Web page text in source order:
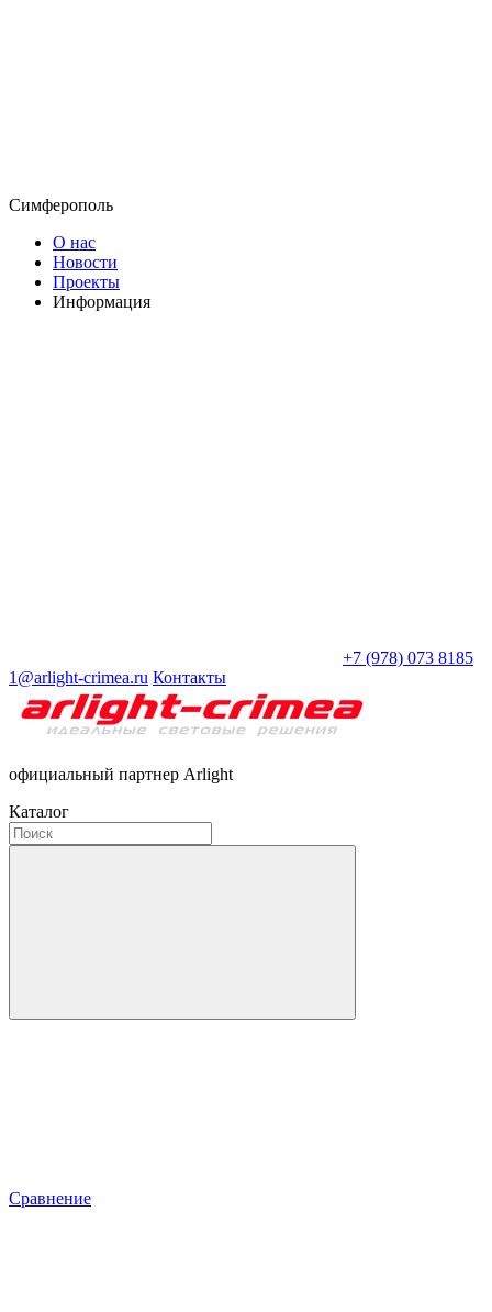
Симферополь
О нас
Новости
Проекты
Информация
+7 (978) 073 8185
1@arlight-crimea.ru Контакты
официальный партнер Arlight
Каталог
Сравнение